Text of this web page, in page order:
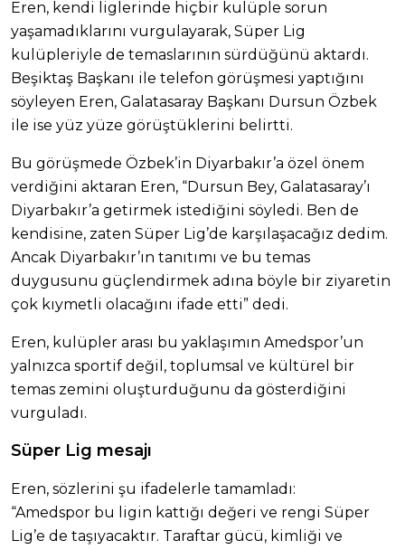
Eren, kendi liglerinde hiçbir kulüple sorun
yaşamadıklarını vurgulayarak, Süper Lig
kulüpleriyle de temaslarının sürdüğünü aktardı.
Beşiktaş Başkanı ile telefon görüşmesi yaptığını
söyleyen Eren, Galatasaray Başkanı Dursun Özbek
ile ise yüz yüze görüştüklerini belirtti.
Bu görüşmede Özbek’in Diyarbakır’a özel önem
verdiğini aktaran Eren, “Dursun Bey, Galatasaray’ı
Diyarbakır’a getirmek istediğini söyledi. Ben de
kendisine, zaten Süper Lig’de karşılaşacağız dedim.
Ancak Diyarbakır’ın tanıtımı ve bu temas
duygusunu güçlendirmek adına böyle bir ziyaretin
çok kıymetli olacağını ifade etti” dedi.
Eren, kulüpler arası bu yaklaşımın Amedspor’un
yalnızca sportif değil, toplumsal ve kültürel bir
temas zemini oluşturduğunu da gösterdiğini
vurguladı.
Süper Lig mesajı
Eren, sözlerini şu ifadelerle tamamladı:
“Amedspor bu ligin kattığı değeri ve rengi Süper
Lig’e de taşıyacaktır. Taraftar gücü, kimliği ve